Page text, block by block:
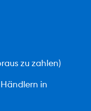
zu zahlen)
in